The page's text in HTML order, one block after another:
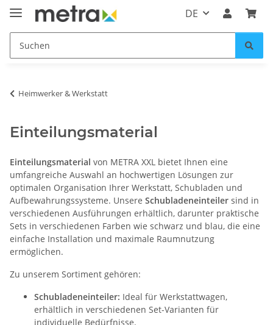
DE
Heimwerker & Werkstatt
Einteilungsmaterial
Einteilungsmaterial von METRA XXL bietet Ihnen eine
umfangreiche Auswahl an hochwertigen Lösungen zur
optimalen Organisation Ihrer Werkstatt, Schubladen und
Aufbewahrungssysteme. Unsere Schubladeneinteiler sind in
verschiedenen Ausführungen erhältlich, darunter praktische
Sets in verschiedenen Farben wie schwarz und blau, die eine
einfache Installation und maximale Raumnutzung
ermöglichen.
Zu unserem Sortiment gehören:
Schubladeneinteiler: Ideal für Werkstattwagen,
erhältlich in verschiedenen Set-Varianten für
individuelle Bedürfnisse.